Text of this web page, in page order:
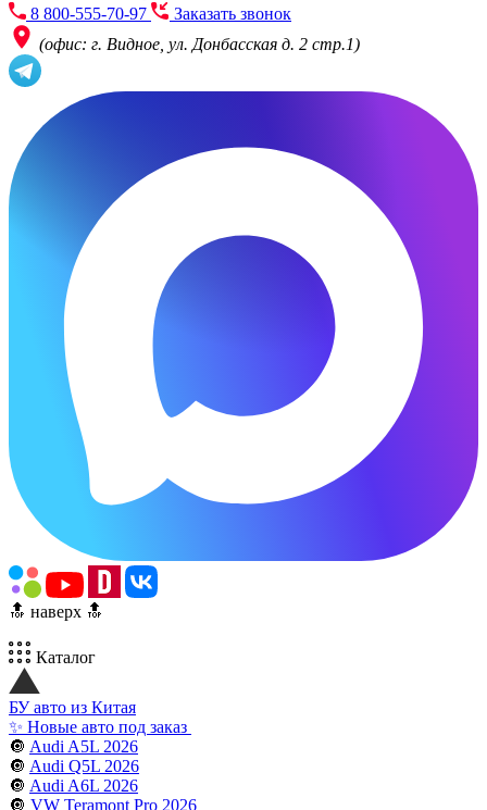
8 800-555-70-97
Заказать звонок
(офис: г. Видное, ул. Донбасская д. 2 стр.1)
🔝 наверх 🔝
Каталог
БУ авто из Китая
✨ Новые авто под заказ
🔘 Audi A5L 2026
🔘 Audi Q5L 2026
🔘 Audi A6L 2026
🔘 VW Teramont Pro 2026